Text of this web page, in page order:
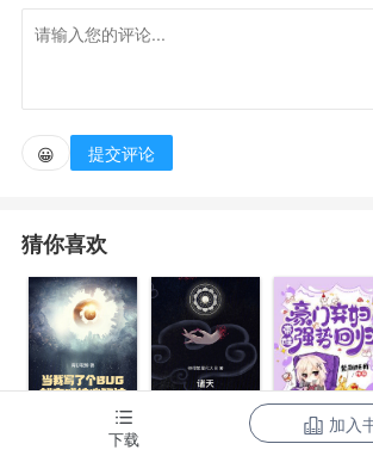
😀 提交评论
猜你喜欢
豪门弃妇带娃
下载
加入